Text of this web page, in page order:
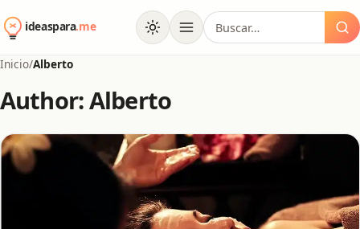
al
contenido
Buscar:
Inicio/Alberto
Author: Alberto